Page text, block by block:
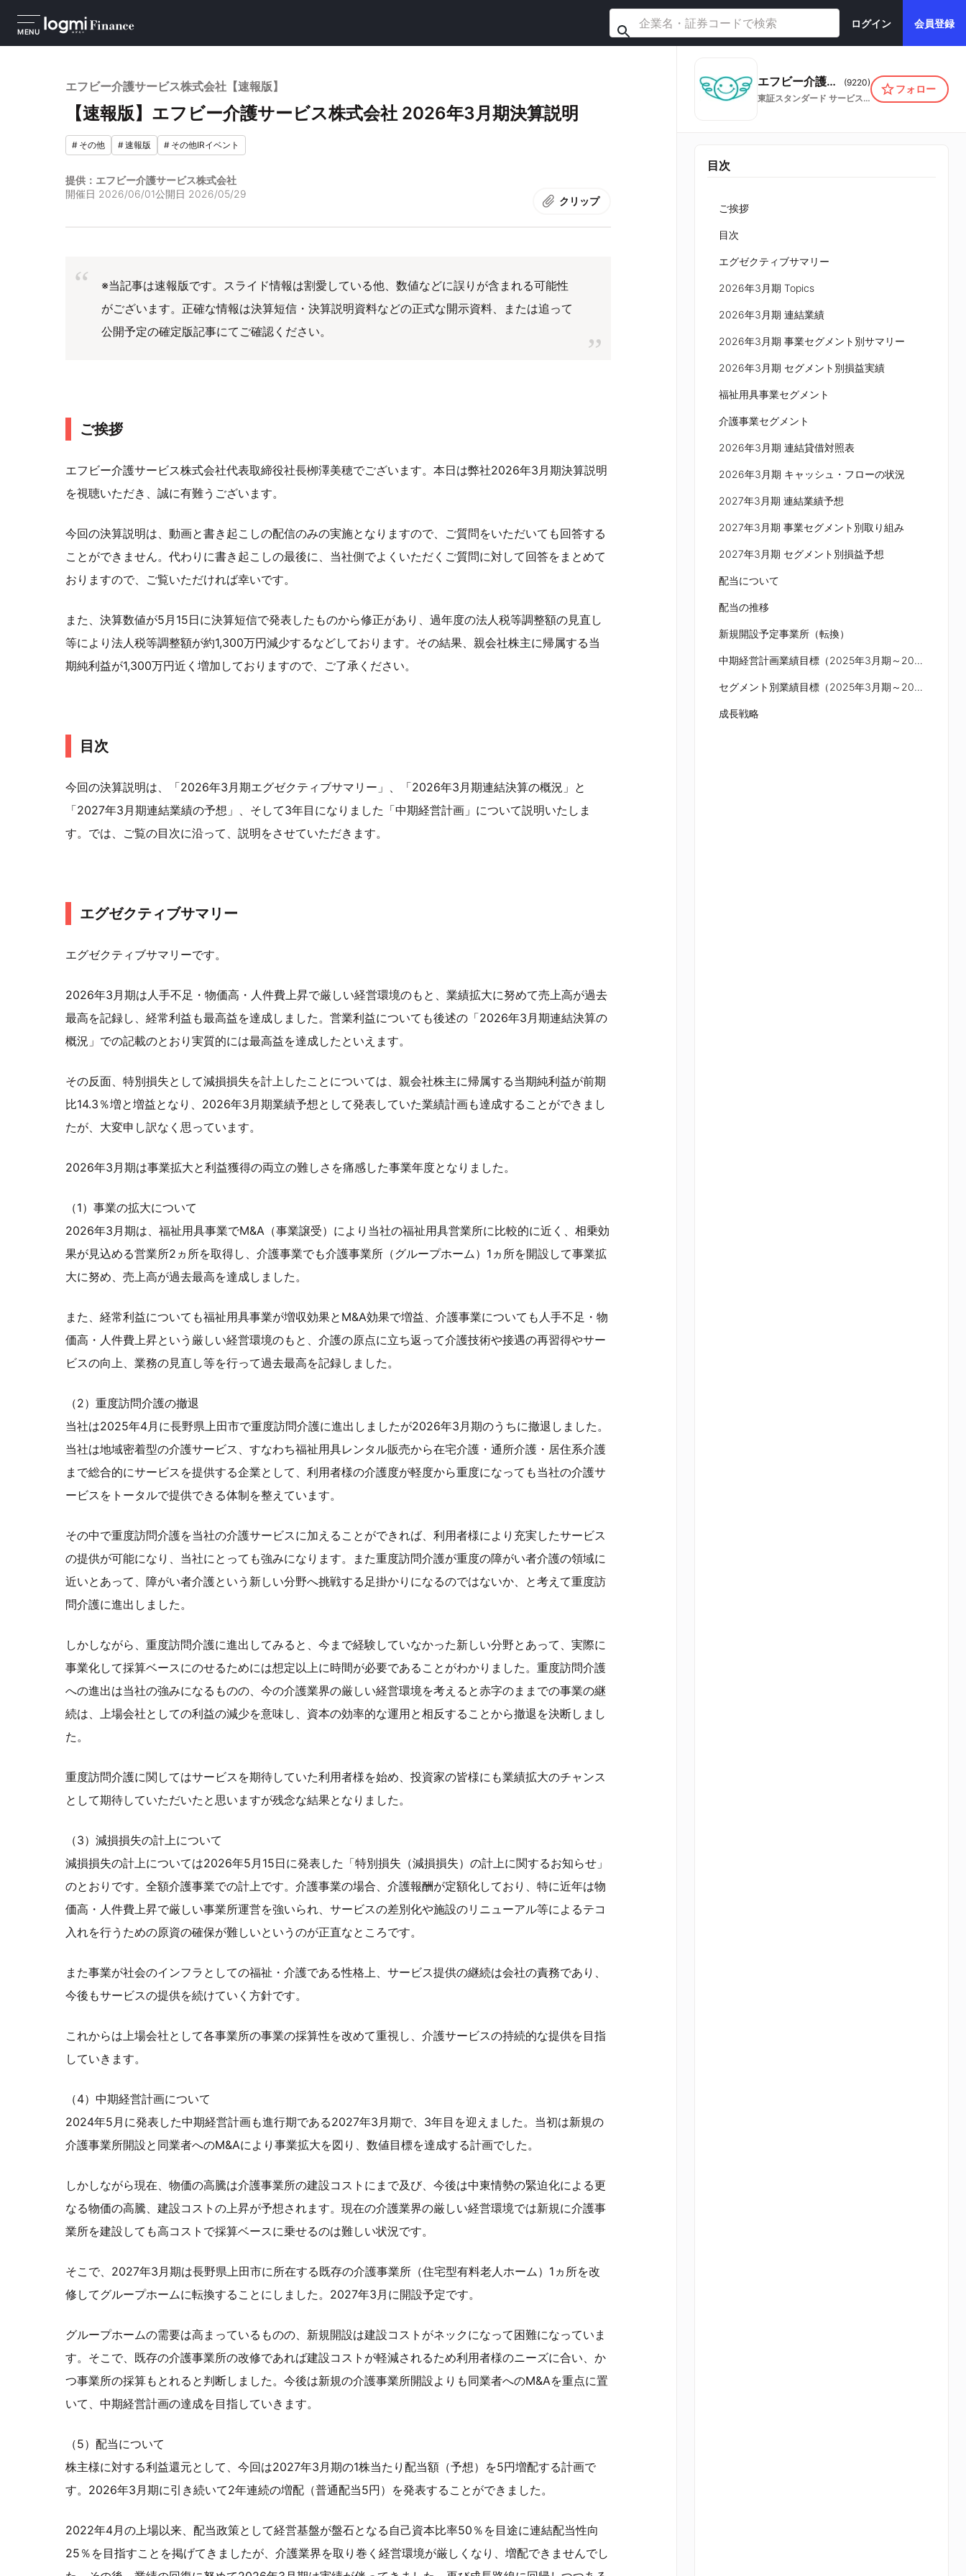
MENU
ログイン 会員登録
エフビー介護サービス株式会社【速報版】
【速報版】エフビー介護サービス株式会社 2026年3月期決算説明
# その他 #速報版 # その他IRイベント
提供：エフビー介護サービス株式会社
開催日 2026/06/01公開日 2026/05/29
クリップ
※当記事は速報版です。スライド情報は割愛している他、数値などに誤りが含まれる可能性
がございます。正確な情報は決算短信・決算説明資料などの正式な開示資料、または追って
公開予定の確定版記事にてご確認ください。
ご挨拶
エフビー介護サービス株式会社代表取締役社長栁澤美穂でございます。本日は弊社2026年3月期決算説明
を視聴いただき、誠に有難うございます。
今回の決算説明は、動画と書き起こしの配信のみの実施となりますので、ご質問をいただいても回答する
ことができません。代わりに書き起こしの最後に、当社側でよくいただくご質問に対して回答をまとめて
おりますので、ご覧いただければ幸いです。
また、決算数値が5月15日に決算短信で発表したものから修正があり、過年度の法人税等調整額の見直し
等により法人税等調整額が約1,300万円減少するなどしております。その結果、親会社株主に帰属する当
期純利益が1,300万円近く増加しておりますので、ご了承ください。
目次
今回の決算説明は、「2026年3月期エグゼクティブサマリー」、「2026年3月期連結決算の概況」と
「2027年3月期連結業績の予想」、そして3年目になりました「中期経営計画」について説明いたしま
す。では、ご覧の目次に沿って、説明をさせていただきます。
エグゼクティブサマリー
エグゼクティブサマリーです。
2026年3月期は人手不足・物価高・人件費上昇で厳しい経営環境のもと、業績拡大に努めて売上高が過去
最高を記録し、経常利益も最高益を達成しました。営業利益についても後述の「2026年3月期連結決算の
概況」での記載のとおり実質的には最高益を達成したといえます。
その反面、特別損失として減損損失を計上したことについては、親会社株主に帰属する当期純利益が前期
比14.3％増と増益となり、2026年3月期業績予想として発表していた業績計画も達成することができまし
たが、大変申し訳なく思っています。
2026年3月期は事業拡大と利益獲得の両立の難しさを痛感した事業年度となりました。
（1）事業の拡大について
2026年3月期は、福祉用具事業でM&A（事業譲受）により当社の福祉用具営業所に比較的に近く、相乗効
果が見込める営業所2ヵ所を取得し、介護事業でも介護事業所（グループホーム）1ヵ所を開設して事業拡
大に努め、売上高が過去最高を達成しました。
また、経常利益についても福祉用具事業が増収効果とM&A効果で増益、介護事業についても人手不足・物
価高・人件費上昇という厳しい経営環境のもと、介護の原点に立ち返って介護技術や接遇の再習得やサー
ビスの向上、業務の見直し等を行って過去最高を記録しました。
（2）重度訪問介護の撤退
当社は2025年4月に長野県上田市で重度訪問介護に進出しましたが2026年3月期のうちに撤退しました。
当社は地域密着型の介護サービス、すなわち福祉用具レンタル販売から在宅介護・通所介護・居住系介護
まで総合的にサービスを提供する企業として、利用者様の介護度が軽度から重度になっても当社の介護サ
ービスをトータルで提供できる体制を整えています。
その中で重度訪問介護を当社の介護サービスに加えることができれば、利用者様により充実したサービス
の提供が可能になり、当社にとっても強みになります。また重度訪問介護が重度の障がい者介護の領域に
近いとあって、障がい者介護という新しい分野へ挑戦する足掛かりになるのではないか、と考えて重度訪
問介護に進出しました。
しかしながら、重度訪問介護に進出してみると、今まで経験していなかった新しい分野とあって、実際に
事業化して採算ベースにのせるためには想定以上に時間が必要であることがわかりました。重度訪問介護
への進出は当社の強みになるものの、今の介護業界の厳しい経営環境を考えると赤字のままでの事業の継
続は、上場会社としての利益の減少を意味し、資本の効率的な運用と相反することから撤退を決断しまし
た。
重度訪問介護に関してはサービスを期待していた利用者様を始め、投資家の皆様にも業績拡大のチャンス
として期待していただいたと思いますが残念な結果となりました。
（3）減損損失の計上について
減損損失の計上については2026年5月15日に発表した「特別損失（減損損失）の計上に関するお知らせ」
のとおりです。全額介護事業での計上です。介護事業の場合、介護報酬が定額化しており、特に近年は物
価高・人件費上昇で厳しい事業所運営を強いられ、サービスの差別化や施設のリニューアル等によるテコ
入れを行うための原資の確保が難しいというのが正直なところです。
また事業が社会のインフラとしての福祉・介護である性格上、サービス提供の継続は会社の責務であり、
今後もサービスの提供を続けていく方針です。
これからは上場会社として各事業所の事業の採算性を改めて重視し、介護サービスの持続的な提供を目指
していきます。
（4）中期経営計画について
2024年5月に発表した中期経営計画も進行期である2027年3月期で、3年目を迎えました。当初は新規の
介護事業所開設と同業者へのM&Aにより事業拡大を図り、数値目標を達成する計画でした。
しかしながら現在、物価の高騰は介護事業所の建設コストにまで及び、今後は中東情勢の緊迫化による更
なる物価の高騰、建設コストの上昇が予想されます。現在の介護業界の厳しい経営環境では新規に介護事
業所を建設しても高コストで採算ベースに乗せるのは難しい状況です。
そこで、2027年3月期は長野県上田市に所在する既存の介護事業所（住宅型有料老人ホーム）1ヵ所を改
修してグループホームに転換することにしました。2027年3月に開設予定です。
グループホームの需要は高まっているものの、新規開設は建設コストがネックになって困難になっていま
す。そこで、既存の介護事業所の改修であれば建設コストが軽減されるため利用者様のニーズに合い、か
つ事業所の採算もとれると判断しました。今後は新規の介護事業所開設よりも同業者へのM&Aを重点に置
いて、中期経営計画の達成を目指していきます。
（5）配当について
株主様に対する利益還元として、今回は2027年3月期の1株当たり配当額（予想）を5円増配する計画で
す。2026年3月期に引き続いて2年連続の増配（普通配当5円）を発表することができました。
2022年4月の上場以来、配当政策として経営基盤が盤石となる自己資本比率50％を目途に連結配当性向
25％を目指すことを掲げてきましたが、介護業界を取り巻く経営環境が厳しくなり、増配できませんでし
エフビー介護サービス株式会社 (9220)
東証スタンダード サービス業
フォロー
目次
ご挨拶
目次
エグゼクティブサマリー
2026年3月期 Topics
2026年3月期 連結業績
2026年3月期 事業セグメント別サマリー
2026年3月期 セグメント別損益実績
福祉用具事業セグメント
介護事業セグメント
2026年3月期 連結貸借対照表
2026年3月期 キャッシュ・フローの状況
2027年3月期 連結業績予想
2027年3月期 事業セグメント別取り組み
2027年3月期 セグメント別損益予想
配当について
配当の推移
新規開設予定事業所（転換）
中期経営計画業績目標（2025年3月期～2029年3月期）
セグメント別業績目標（2025年3月期～2029年3月期）
成長戦略